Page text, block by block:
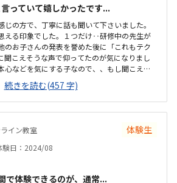
っていて嬉しかったです...
の方で、丁寧に話も聞いて下さいました。
える印象でした。１つだけ‥研修中の先生が
のお子さんの発表を誉めた後に「これもテク
聞こえそうな声で仰ってたのが気になりまし
心などを気にする子なので、、もし聞こえる
なと思いました。プレゼンなどは苦手かなと
ペースに合わせてくださるそうです。前に出
に通う事で少しずつ自信を持てるようになる
も子供は楽しんでいたようです。自宅から近
。とても明るく清潔で気持ちの良い空間でし
言っていました。他とも比較して、ちょう
。振り替えが出来るのもすごく...
続きを読む(457 字)
イン教室 体験生
験日：2024/08
で体験できるのが、通常...